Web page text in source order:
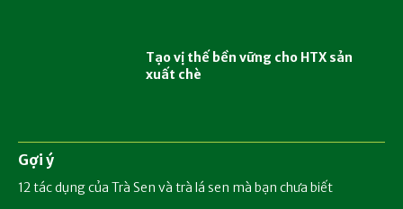
Tạo vị thế bền vững cho HTX sản
xuất chè
Gợi ý
12 tác dụng của Trà Sen và trà lá sen mà bạn chưa biết